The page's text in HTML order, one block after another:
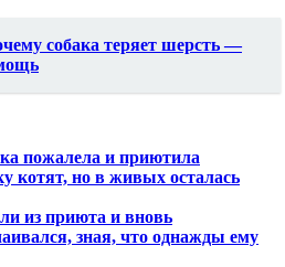
собака теряет шерсть —
пожалела и приютила
котят, но в живых осталась
из приюта и вновь
зная, что однажды ему